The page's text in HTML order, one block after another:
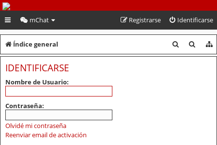
PeruVoley.com
mChat Identificarse
Registrarse
Índice general
u
u
IDENTIFICARSE
Nombre de Usuario:
Contraseña:
Olvidé mi contraseña
Reenviar email de activación